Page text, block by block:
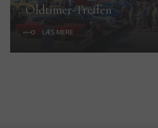
Oldtimer-Treffen
LÆS MERE